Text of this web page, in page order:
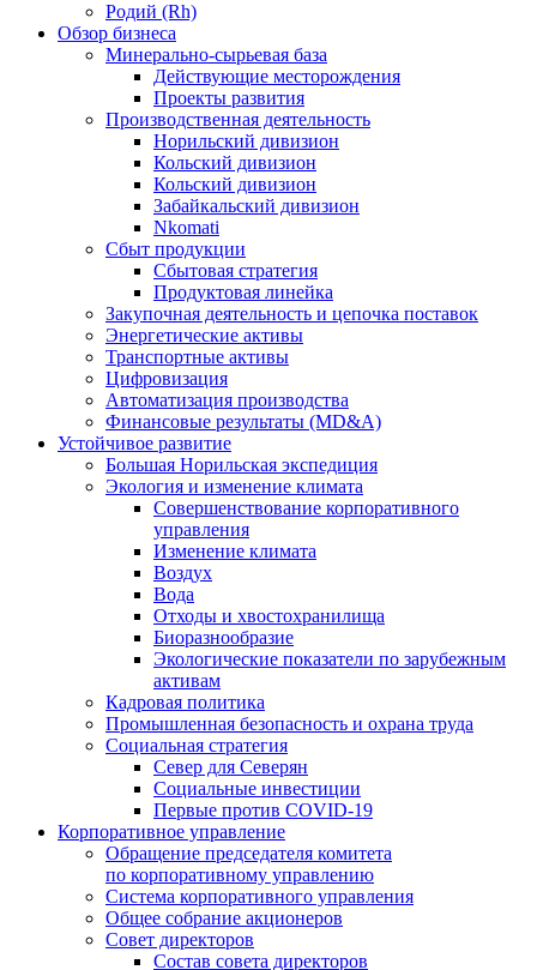
Родий (Rh)
Обзор бизнеса
Минерально-сырьевая база
Действующие месторождения
Проекты развития
Производственная деятельность
Норильский дивизион
Кольский дивизион
Кольский дивизион
Забайкальский дивизион
Nkomati
Сбыт продукции
Сбытовая стратегия
Продуктовая линейка
Закупочная деятельность и цепочка поставок
Энергетические активы
Транспортные активы
Цифровизация
Автоматизация производства
Финансовые результаты (MD&A)
Устойчивое развитие
Большая Норильская экспедиция
Экология и изменение климата
Совершенствование корпоративного
управления
Изменение климата
Воздух
Вода
Отходы и хвостохранилища
Биоразнообразие
Экологические показатели по зарубежным
активам
Кадровая политика
Промышленная безопасность и охрана труда
Социальная стратегия
Север для Северян
Социальные инвестиции
Первые против COVID‑19
Корпоративное управление
Обращение председателя комитета
по корпоративному управлению
Система корпоративного управления
Общее собрание акционеров
Совет директоров
Состав совета директоров